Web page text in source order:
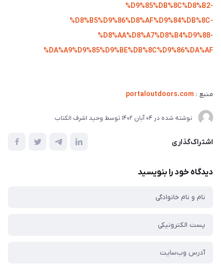
%D9%85%DB%8C%D8%B2-
%D8%B5%D9%86%D8%AF%D9%84%DB%8C-
%D8%AA%D8%A7%D8%B4%D9%88-
%DA%A9%D9%85%D9%BE%DB%8C%D9%86%DA%AF
منبع : portaloutdoors.com
نوشته شده در 04 آبان 1402 توسط وحید اشرف الکتاب
اشتراک‌گذاری
دیدگاه خود را بنویسید